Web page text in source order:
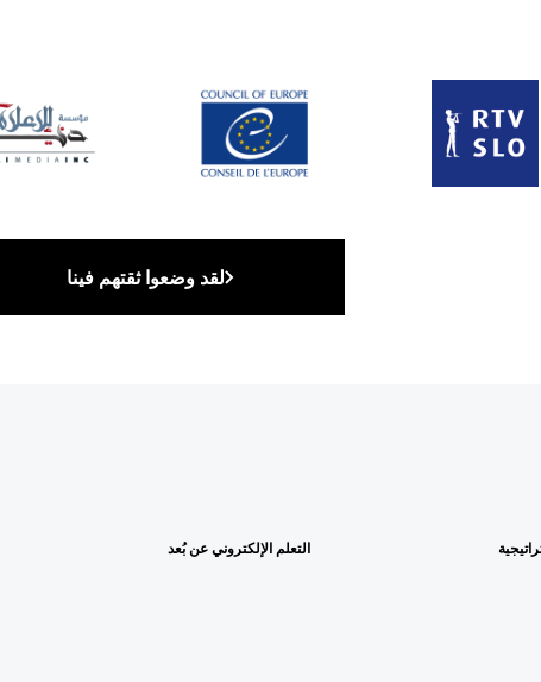
لقد وضعوا ثقتهم فينا
التعلم الإلكتروني عن بُعد